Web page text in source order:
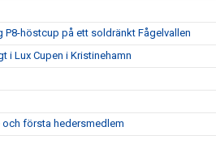
höstcup på ett soldränkt Fågelvallen
i Lux Cupen i Kristinehamn
och första hedersmedlem